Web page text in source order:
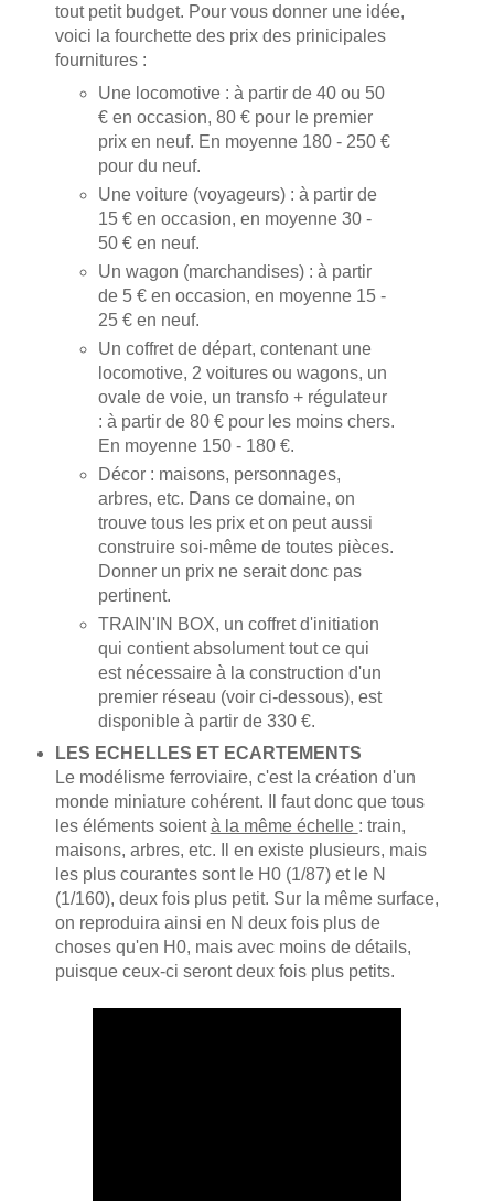
tout petit budget. Pour vous donner une idée,
voici la fourchette des prix des prinicipales
fournitures :
Une locomotive : à partir de 40 ou 50
€ en occasion, 80 € pour le premier
prix en neuf. En moyenne 180 - 250 €
pour du neuf.
Une voiture (voyageurs) : à partir de
15 € en occasion, en moyenne 30 -
50 € en neuf.
Un wagon (marchandises) : à partir
de 5 € en occasion, en moyenne 15 -
25 € en neuf.
Un coffret de départ, contenant une
locomotive, 2 voitures ou wagons, un
ovale de voie, un transfo + régulateur
: à partir de 80 € pour les moins chers.
En moyenne 150 - 180 €.
Décor : maisons, personnages,
arbres, etc. Dans ce domaine, on
trouve tous les prix et on peut aussi
construire soi-même de toutes pièces.
Donner un prix ne serait donc pas
pertinent.
TRAIN'IN BOX, un coffret d'initiation
qui contient absolument tout ce qui
est nécessaire à la construction d'un
premier réseau (voir ci-dessous), est
disponible à partir de 330 €.
LES ECHELLES ET ECARTEMENTS
Le modélisme ferroviaire, c'est la création d'un
monde miniature cohérent. Il faut donc que tous
les éléments soientà la même échelle : train,
maisons, arbres, etc. Il en existe plusieurs, mais
les plus courantes sont le H0 (1/87) et le N
(1/160), deux fois plus petit. Sur la même surface,
on reproduira ainsi en N deux fois plus de
choses qu'en H0, mais avec moins de détails,
puisque ceux-ci seront deux fois plus petits.